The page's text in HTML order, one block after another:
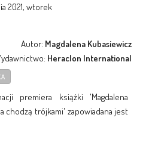
2021, wtorek
Autor: Magdalena Kubasiewicz
Heraclon International
premiera książki 'Magdalena
chodzą trójkami' zapowiadana jest